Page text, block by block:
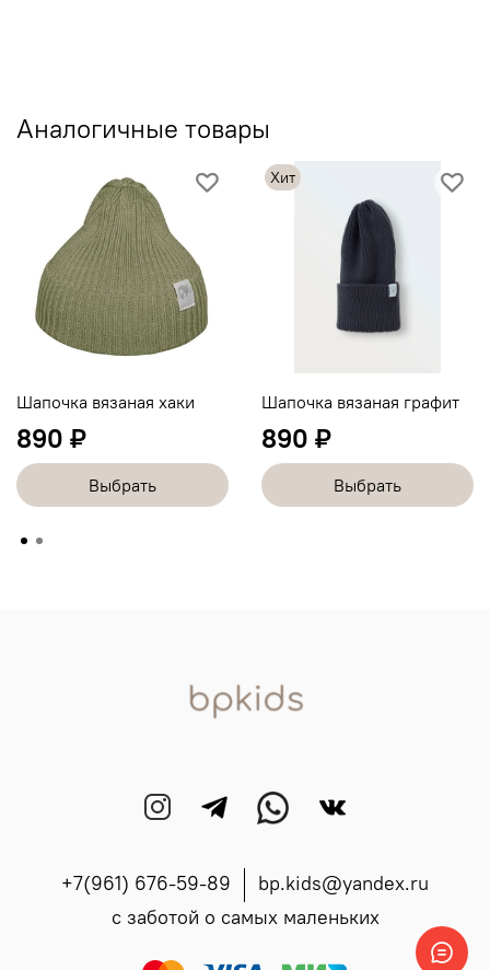
Аналогичные товары
Шапочка вязаная хаки
890 ₽
Выбрать
Хит
Шапочка вязаная графит
890 ₽
Выбрать
+7(961) 676-59-89
bp.kids@yandex.ru
с заботой о самых маленьких